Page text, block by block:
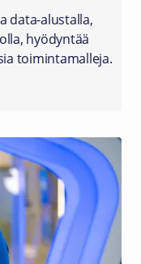
data-alustalla,
hyödyntää
toimintamalleja.